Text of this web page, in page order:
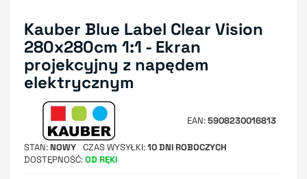
Kauber Blue Label Clear Vision
280x280cm 1:1 - Ekran
projekcyjny z napędem
elektrycznym
EAN 5908230016813
STAN NOWY CZAS WYSYŁKI 10 DNI ROBOCZYCH
DOSTĘPNOŚĆ OD RĘKI